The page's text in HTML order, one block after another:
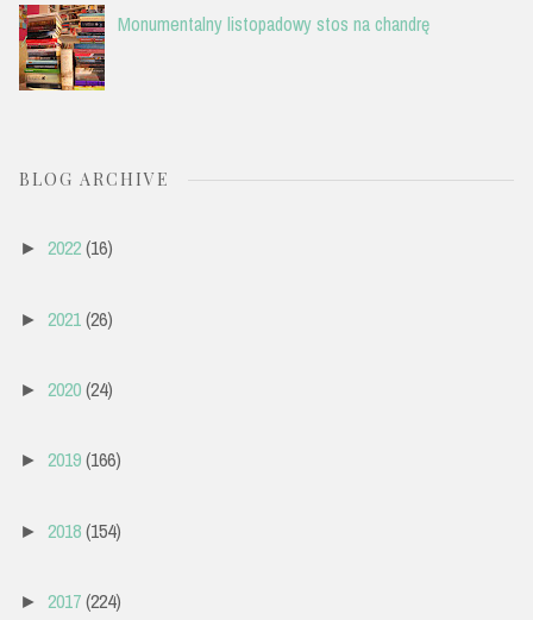
Monumentalny listopadowy stos na chandrę
BLOG ARCHIVE
► 2022(16)
► 2021(26)
► 2020(24)
► 2019(166)
► 2018(154)
► 2017(224)